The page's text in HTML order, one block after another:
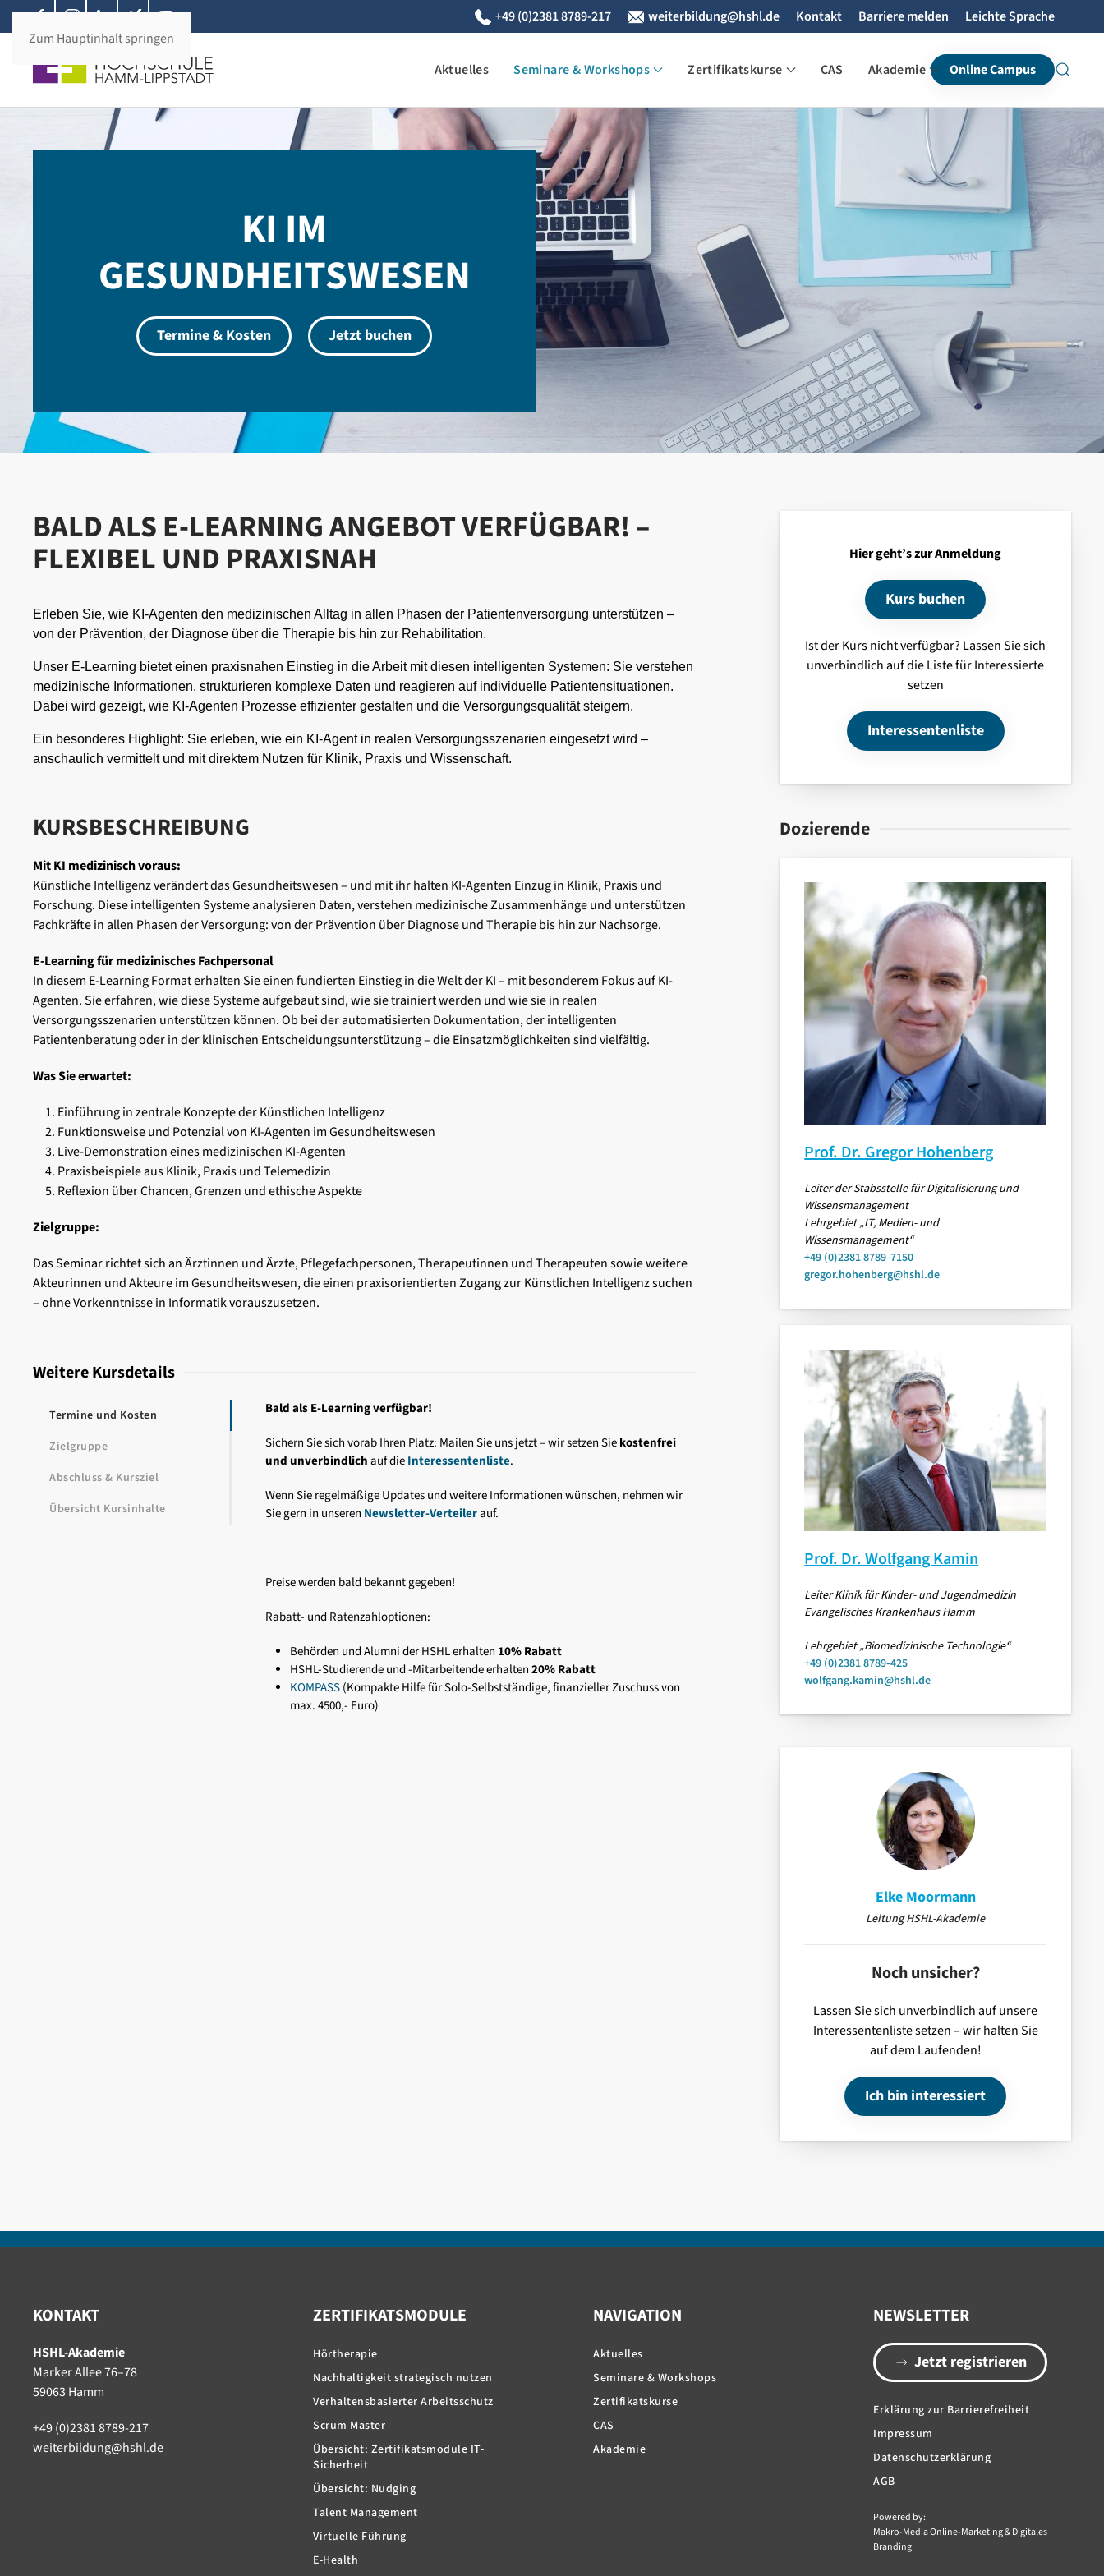
Zum Hauptinhalt springen
+49 (0)2381 8789-217 weiterbildung@hshl.de Kontakt Barriere melden Leichte Sprache
Aktuelles Seminare & Workshops Zertifikatskurse CAS Akademie Online Campus
KI IM
GESUNDHEITSWESEN
Termine & Kosten Jetzt buchen
BALD ALS E-LEARNING ANGEBOT VERFÜGBAR! –
FLEXIBEL UND PRAXISNAH
Erleben Sie, wie KI-Agenten den medizinischen Alltag in allen Phasen der Patientenversorgung unterstützen –
von der Prävention, der Diagnose über die Therapie bis hin zur Rehabilitation.
Unser E-Learning bietet einen praxisnahen Einstieg in die Arbeit mit diesen intelligenten Systemen: Sie verstehen
medizinische Informationen, strukturieren komplexe Daten und reagieren auf individuelle Patientensituationen.
Dabei wird gezeigt, wie KI-Agenten Prozesse effizienter gestalten und die Versorgungsqualität steigern.
Ein besonderes Highlight: Sie erleben, wie ein KI-Agent in realen Versorgungsszenarien eingesetzt wird –
anschaulich vermittelt und mit direktem Nutzen für Klinik, Praxis und Wissenschaft.
KURSBESCHREIBUNG
Mit KI medizinisch voraus:
Künstliche Intelligenz verändert das Gesundheitswesen – und mit ihr halten KI-Agenten Einzug in Klinik, Praxis und
Forschung. Diese intelligenten Systeme analysieren Daten, verstehen medizinische Zusammenhänge und unterstützen
Fachkräfte in allen Phasen der Versorgung: von der Prävention über Diagnose und Therapie bis hin zur Nachsorge.
E-Learning für medizinisches Fachpersonal
In diesem E-Learning Format erhalten Sie einen fundierten Einstieg in die Welt der KI – mit besonderem Fokus auf KI-
Agenten. Sie erfahren, wie diese Systeme aufgebaut sind, wie sie trainiert werden und wie sie in realen
Versorgungsszenarien unterstützen können. Ob bei der automatisierten Dokumentation, der intelligenten
Patientenberatung oder in der klinischen Entscheidungsunterstützung – die Einsatzmöglichkeiten sind vielfältig.
Was Sie erwartet:
Einführung in zentrale Konzepte der Künstlichen Intelligenz
Funktionsweise und Potenzial von KI-Agenten im Gesundheitswesen
Live-Demonstration eines medizinischen KI-Agenten
Praxisbeispiele aus Klinik, Praxis und Telemedizin
Reflexion über Chancen, Grenzen und ethische Aspekte
Zielgruppe:
Das Seminar richtet sich an Ärztinnen und Ärzte, Pflegefachpersonen, Therapeutinnen und Therapeuten sowie weitere
Akteurinnen und Akteure im Gesundheitswesen, die einen praxisorientierten Zugang zur Künstlichen Intelligenz suchen
– ohne Vorkenntnisse in Informatik vorauszusetzen.
Weitere Kursdetails
Termine und Kosten
Zielgruppe
Abschluss & Kursziel
Übersicht Kursinhalte
Bald als E-Learning verfügbar!
Sichern Sie sich vorab Ihren Platz: Mailen Sie uns jetzt – wir setzen Siekostenfrei
und unverbindlichauf dieInteressentenliste.
Wenn Sie regelmäßige Updates und weitere Informationen wünschen, nehmen wir
Sie gern in unseren Newsletter-Verteilerauf.
Preise werden bald bekannt gegeben!
Rabatt- und Ratenzahloptionen:
Behörden und Alumni der HSHL erhalten 10% Rabatt
HSHL-Studierende und -Mitarbeitende erhalten20% Rabatt
KOMPASS(Kompakte Hilfe für Solo-Selbstständige, finanzieller Zuschuss von
max. 4500,- Euro)
Hier geht’s zur Anmeldung
Kurs buchen
Ist der Kurs nicht verfügbar? Lassen Sie sich
unverbindlich auf die Liste für Interessierte
setzen
Interessentenliste
Dozierende
Prof. Dr. Gregor Hohenberg
Leiter der Stabsstelle für Digitalisierung und
Wissensmanagement
Lehrgebiet „IT, Medien- und
Wissensmanagement“
+49 (0)2381 8789-7150
gregor.hohenberg@hshl.de
Prof. Dr. Wolfgang Kamin
Leiter Klinik für Kinder- und Jugendmedizin
Evangelisches Krankenhaus Hamm
Lehrgebiet „Biomedizinische Technologie“
+49 (0)2381 8789-425
wolfgang.kamin@hshl.de
Elke Moormann
Leitung HSHL-Akademie
Noch unsicher?
Lassen Sie sich unverbindlich auf unsere
Interessentenliste setzen – wir halten Sie
auf dem Laufenden!
Ich bin interessiert
KONTAKT
HSHL-Akademie
Marker Allee 76–78
59063 Hamm
+49 (0)2381 8789-217
weiterbildung@hshl.de
ZERTIFIKATSMODULE
Hörtherapie
Nachhaltigkeit strategisch nutzen
Verhaltensbasierter Arbeitsschutz
Scrum Master
Übersicht: Zertifikatsmodule IT-
Sicherheit
Übersicht: Nudging
Talent Management
Virtuelle Führung
E-Health
NAVIGATION
Aktuelles
Seminare & Workshops
Zertifikatskurse
CAS
Akademie
NEWSLETTER
Jetzt registrieren
Erklärung zur Barrierefreiheit
Impressum
Datenschutzerklärung
AGB
Powered by:
Makro-Media Online-Marketing & Digitales
Branding